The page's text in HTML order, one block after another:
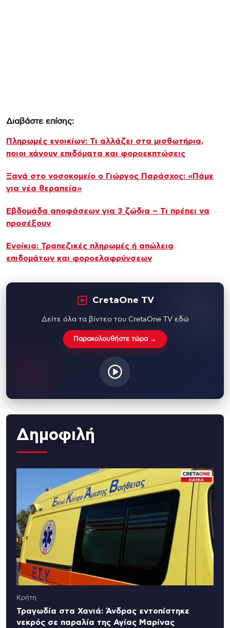
Διαβάστε επίσης:
Πληρωμές ενοικίων: Τι αλλάζει στα μισθωτήρια,
ποιοι χάνουν επιδόματα και φοροεκπτώσεις
Ξανά στο νοσοκομείο ο Γιώργος Παράσχος: «Πάμε
για νέα θεραπεία»
Εβδομάδα αποφάσεων για 3 ζώδια – Τι πρέπει να
προσέξουν
Ενοίκια: Τραπεζικές πληρωμές ή απώλεια
επιδομάτων και φοροελαφρύνσεων
CretaOne TV
Δείτε όλα τα βίντεο του CretaOne TV εδώ
Παρακολουθήστε τώρα →
Δημοφιλή
Κρήτη
Τραγωδία στα Χανιά: Άνδρας εντοπίστηκε
νεκρός σε παραλία της Αγίας Μαρίνας